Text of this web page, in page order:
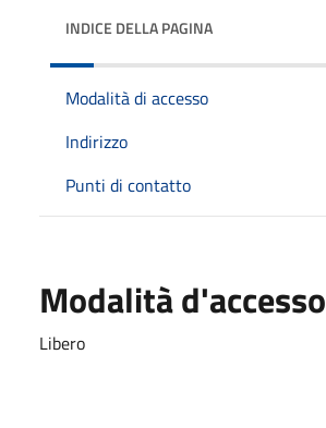
INDICE DELLA PAGINA
Modalità di accesso
Indirizzo
Punti di contatto
Modalità d'accesso
Libero